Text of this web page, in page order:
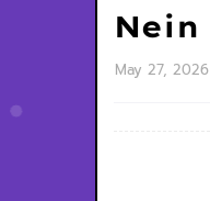
Nein
May 27, 2026